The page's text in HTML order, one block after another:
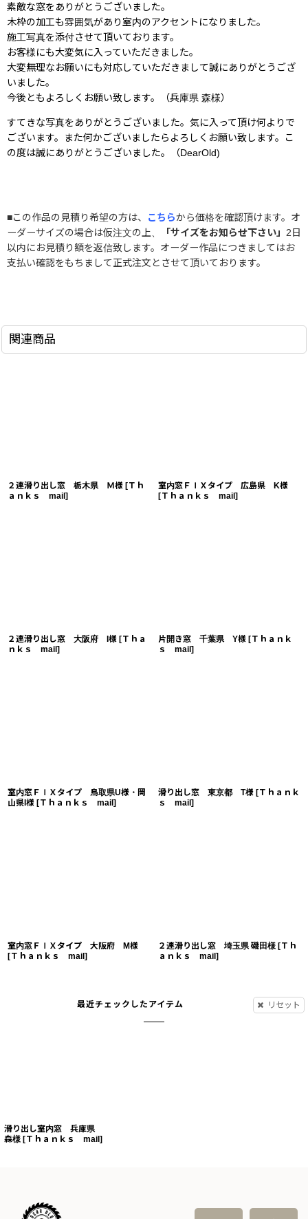
素敵な窓をありがとうございました。
木枠の加工も雰囲気があり室内のアクセントになりました。
施工写真を添付させて頂いております。
お客様にも大変気に入っていただきました。
大変無理なお願いにも対応していただきまして誠にありがとうござ
いました。
今後ともよろしくお願い致します。（兵庫県 森様）
すてきな写真をありがとうございました。気に入って頂け何よりで
ございます。また何かございましたらよろしくお願い致します。こ
の度は誠にありがとうございました。（DearOld)
■この作品の見積り希望の方は、 こちらから価格を確認頂けます。オ
ーダーサイズの場合は仮注文の上、
「サイズをお知らせ下さい」 2日
以内にお見積り額を返信致します。オーダー作品につきましてはお
支払い確認をもちまして正式注文とさせて頂いております。
関連商品
２連滑り出し窓 栃木県 Ｍ様 [Ｔｈ
ａｎｋｓ mail ]
室内窓ＦＩＸタイプ 広島県 K様
[Ｔｈａｎｋｓ mail ]
２連滑り出し窓 大阪府 I様 [Ｔｈａ
ｎｋｓ mail ]
片開き窓 千葉県 Y様 [Ｔｈａｎｋ
ｓ mail ]
室内窓ＦＩＸタイプ 鳥取県U様・岡
山県I様 [Ｔｈａｎｋｓ mail ]
滑り出し窓 東京都 T様 [Ｔｈａｎｋ
ｓ mail ]
室内窓ＦＩＸタイプ 大阪府 M様
[Ｔｈａｎｋｓ mail ]
２連滑り出し窓 埼玉県 磯田様 [Ｔｈ
ａｎｋｓ mail ]
最近チェックしたアイテム リセット
滑り出し室内窓 兵庫県
森様 [Ｔｈａｎｋｓ mail ]